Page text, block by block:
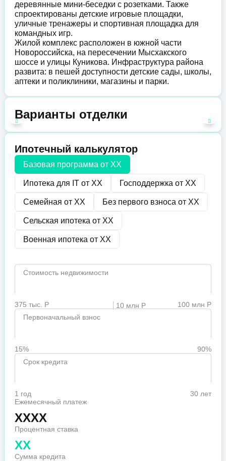
деревянные мини-беседки с розетками. Также
спроектированы детские игровые площадки,
уличные тренажеры и спортивная площадка для
командных игр.
Жилой комплекс расположен в южной части
Новороссийска, на пересечении Мысхакского
шоссе и улицы Куникова. Инфраструктура района
развита: в пешей доступности детские сады, школы,
аптеки и поликлиники, магазины и парки.
Варианты отделки
Ипотечный калькулятор
Базовая программа от XX
Ипотека для IT от XX Господдержка от XX
Семейная от XX Без первого взноса от XX
Сельская ипотека от XX
Военная ипотека от XX
Стоимость недвижимости
375 тыс. Р 10 млн Р
100 млн Р
Первоначальный взнос
15%
90%
Срок кредита
1 год
30 лет
Ежемесячный платеж
XXXX
Процентная ставка
XX
Сумма кредита